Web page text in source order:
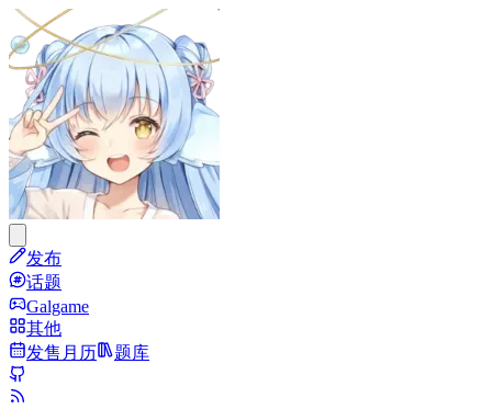
发布
话题
Galgame
其他
发售月历
题库